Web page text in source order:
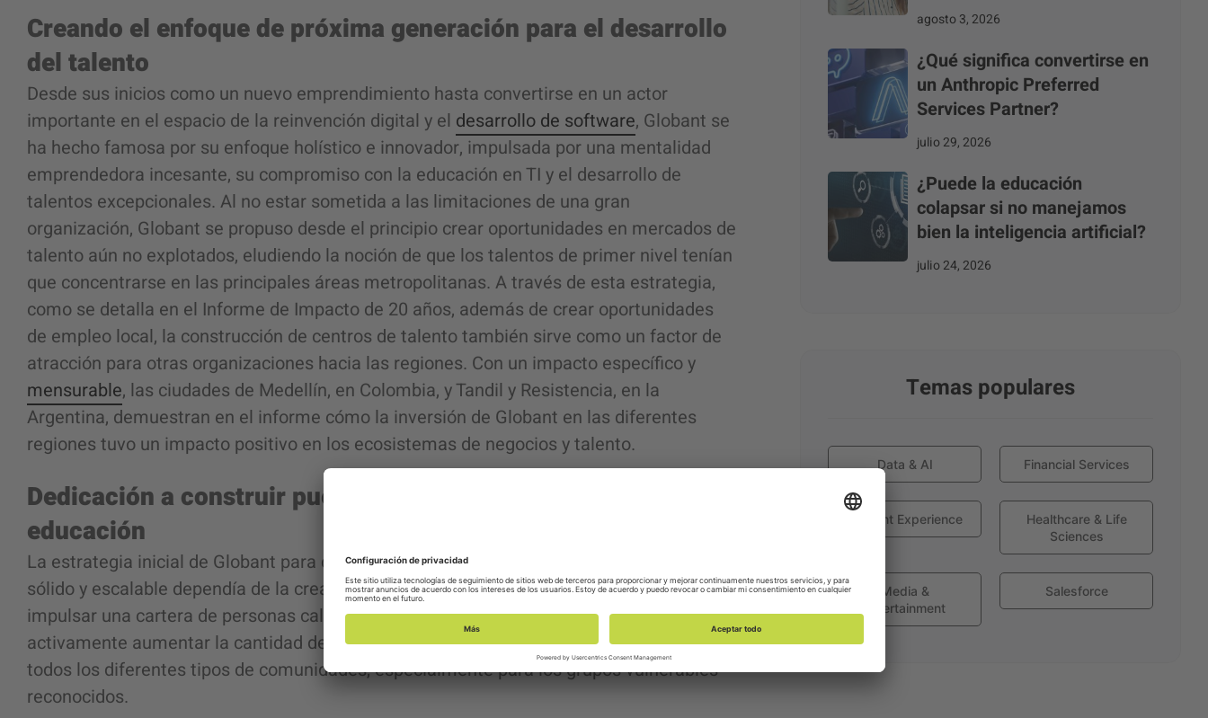
Creando el enfoque de próxima generación para el desarrollo
del talento
Desde sus inicios como un nuevo emprendimiento hasta convertirse en un actor
importante en el espacio de la reinvención digital y el desarrollo de software, Globant se
ha hecho famosa por su enfoque holístico e innovador, impulsada por una mentalidad
emprendedora incesante, su compromiso con la educación en TI y el desarrollo de
talentos excepcionales. Al no estar sometida a las limitaciones de una gran
organización, Globant se propuso desde el principio crear oportunidades en mercados de
talento aún no explotados, eludiendo la noción de que los talentos de primer nivel tenían
que concentrarse en las principales áreas metropolitanas. A través de esta estrategia,
como se detalla en el Informe de Impacto de 20 años, además de crear oportunidades
de empleo local, la construcción de centros de talento también sirve como un factor de
atracción para otras organizaciones hacia las regiones. Con un impacto específico y
mensurable, las ciudades de Medellín, en Colombia, y Tandil y Resistencia, en la
Argentina, demuestran en el informe cómo la inversión de Globant en las diferentes
regiones tuvo un impacto positivo en los ecosistemas de negocios y talento.
Dedicación a construir puentes entre las empresas y la
educación
La estrategia inicial de Globant para construir un programa de desarrollo de talento
sólido y escalable dependía de la creación de un entorno educativo favorable para
impulsar una cartera de personas calificadas en la región. Debido a esto, Globant intenta
activamente aumentar la cantidad de oportunidades de educación en TI disponibles para
todos los diferentes tipos de comunidades, especialmente para los grupos vulnerables
reconocidos.
agosto 3, 2026
¿Qué significa convertirse en
un Anthropic Preferred
Services Partner?
julio 29, 2026
¿Puede la educación
colapsar si no manejamos
bien la inteligencia artificial?
julio 24, 2026
Temas populares
Data & AI Financial Services
Globant Experience
Healthcare & Life
Sciences
Media &
Entertainment
Salesforce